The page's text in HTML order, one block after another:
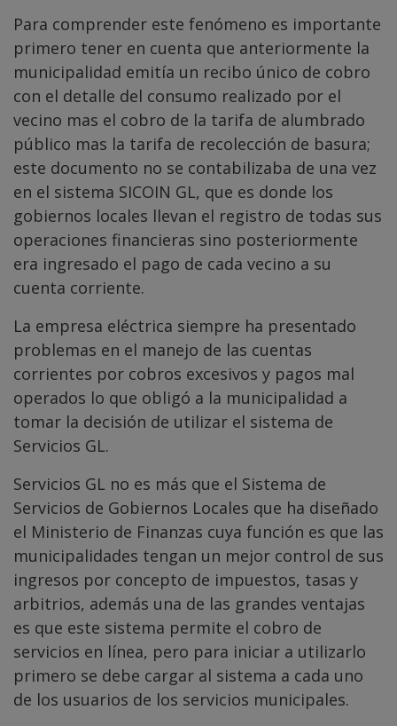
Para comprender este fenómeno es importante
primero tener en cuenta que anteriormente la
municipalidad emitía un recibo único de cobro
con el detalle del consumo realizado por el
vecino mas el cobro de la tarifa de alumbrado
público mas la tarifa de recolección de basura;
este documento no se contabilizaba de una vez
en el sistema SICOIN GL, que es donde los
gobiernos locales llevan el registro de todas sus
operaciones financieras sino posteriormente
era ingresado el pago de cada vecino a su
cuenta corriente.
La empresa eléctrica siempre ha presentado
problemas en el manejo de las cuentas
corrientes por cobros excesivos y pagos mal
operados lo que obligó a la municipalidad a
tomar la decisión de utilizar el sistema de
Servicios GL.
Servicios GL no es más que el Sistema de
Servicios de Gobiernos Locales que ha diseñado
el Ministerio de Finanzas cuya función es que las
municipalidades tengan un mejor control de sus
ingresos por concepto de impuestos, tasas y
arbitrios, además una de las grandes ventajas
es que este sistema permite el cobro de
servicios en línea, pero para iniciar a utilizarlo
primero se debe cargar al sistema a cada uno
de los usuarios de los servicios municipales.